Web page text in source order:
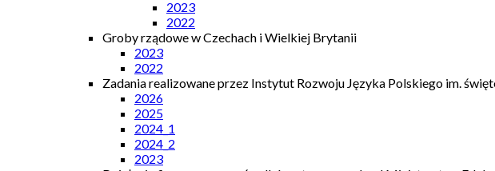
2023
2022
Groby rządowe w Czechach i Wielkiej Brytanii
2023
2022
Zadania realizowane przez Instytut Rozwoju Języka Polskiego im.
2026
2025
2024_1
2024_2
2023